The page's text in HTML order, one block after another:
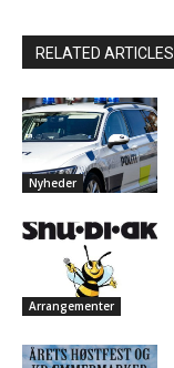
RELATED ARTICLES
Nyheder
Arrangementer